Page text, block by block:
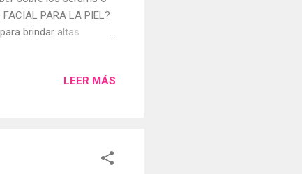
PARA LA PIEL?
brindar altas
a base de gel o
LEER MÁS